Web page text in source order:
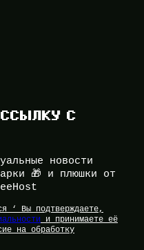
С
новости
🎁 и плюшки от
‘ Вы подтверждаете,
и принимаете её
на обработку